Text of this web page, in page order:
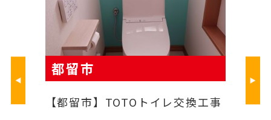
トイレ交換工事 TOTOトイレ交換工事